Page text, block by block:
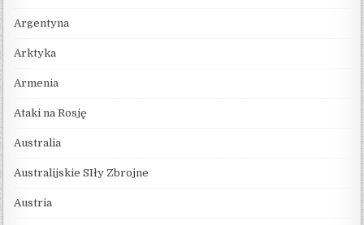
Argentyna
Arktyka
Armenia
Ataki na Rosję
Australia
Australijskie SIły Zbrojne
Austria